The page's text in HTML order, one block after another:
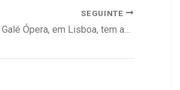
SEGUINTE
Hotel Vila Galé Ópera, em Lisboa, tem agora um rooftop